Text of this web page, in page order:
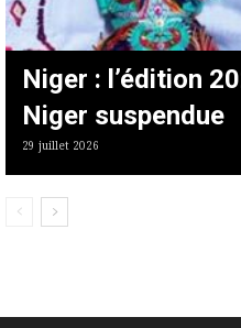
Niger : l’édition
Niger suspendue
29 juillet 2026